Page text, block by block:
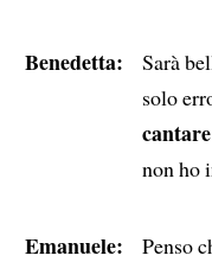
Benedetta: Sarà
solo
non ho
Emanuele:
Penso